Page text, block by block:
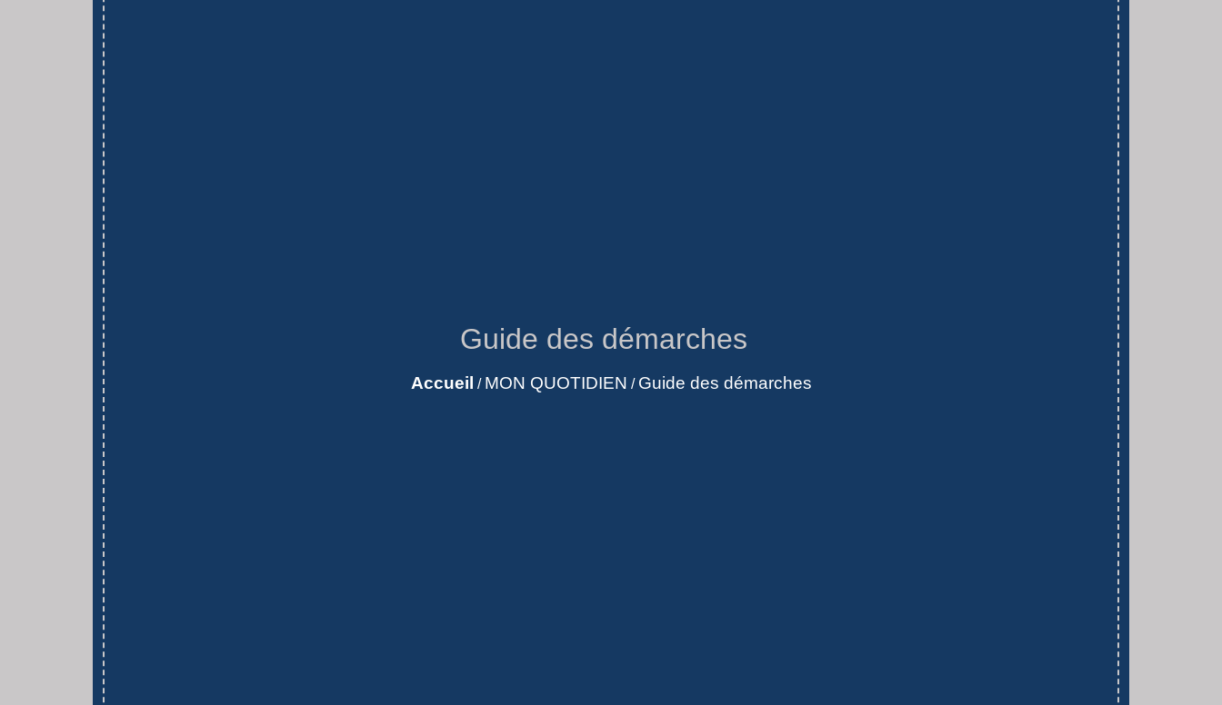
Guide des démarches
Accueil / MON QUOTIDIEN / Guide des démarches